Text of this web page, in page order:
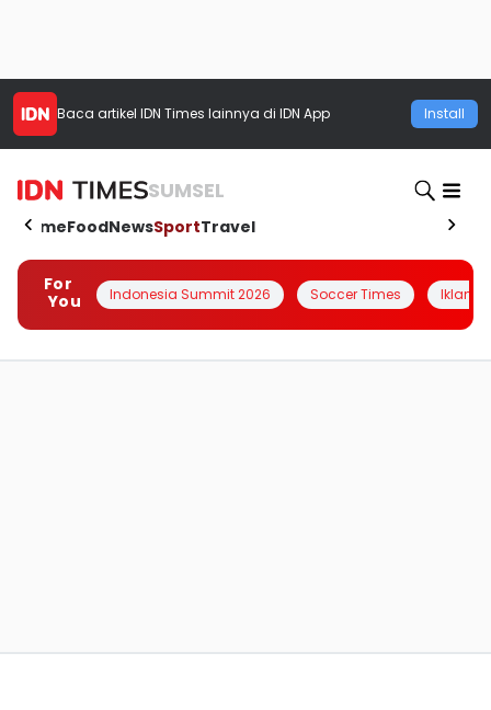
Baca artikel IDN Times lainnya di IDN App Install
SUMSEL
HomeFoodNewsSportTravel
For
You
Indonesia Summit 2026 Soccer Times Iklanin